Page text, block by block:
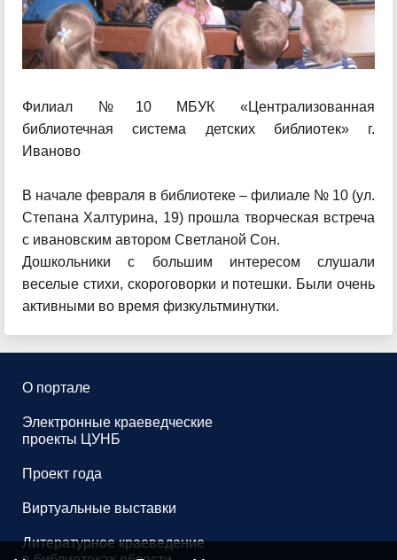
Филиал №10 МБУК «Централизованная
библиотечная система детских библиотек» г.
Иваново
В начале февраля в библиотеке – филиале № 10 (ул.
Степана Халтурина, 19) прошла творческая встреча
с ивановским автором Светланой Сон.
Дошкольники с большим интересом слушали
веселые стихи, скороговорки и потешки. Были очень
активными во время физкультминутки.
О портале
Электронные краеведческие
проекты ЦУНБ
Проект года
Виртуальные выставки
Литературное краеведение